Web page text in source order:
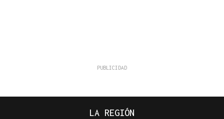
LA REGIÓN